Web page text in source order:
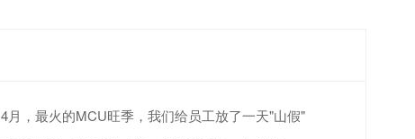
4月，最火的MCU旺季，我们给员工放了一天"山假"